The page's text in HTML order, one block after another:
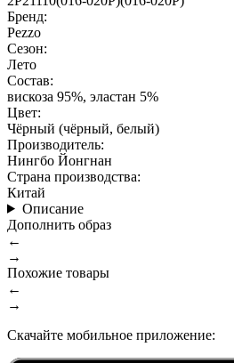
Бренд:
Pezzo
Сезон:
Лето
Состав:
вискоза 95%, эластан 5%
Цвет:
Чёрный (чёрный, белый)
Производитель:
Нингбо Йонгнан
Страна производства:
Китай
Описание
Дополнить образ
←
→
Похожие товары
←
→
Скачайте мобильное приложение: